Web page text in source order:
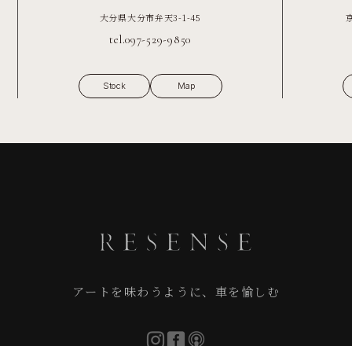
大分県大分市弁天3-1-45
tel.097-529-9850
Stock Map
アートを味わうように、車を愉しむ